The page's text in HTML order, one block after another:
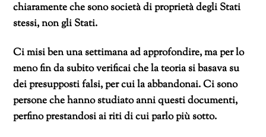
chiaramente che sono società di proprietà degli Stati
stessi, non gli Stati.
Ci misi ben una settimana ad approfondire, ma per lo
meno fin da subito verificai che la teoria si basava su
dei presupposti falsi, per cui la abbandonai. Ci sono
persone che hanno studiato anni questi documenti,
perfino prestandosi ai riti di cui parlo più sotto.